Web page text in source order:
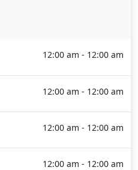
12:00 am - 12:00 am
12:00 am - 12:00 am
12:00 am - 12:00 am
12:00 am - 12:00 am